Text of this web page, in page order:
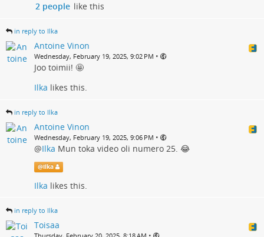
2 people like this
in reply to Ilka
Antoine Vinon
Wednesday, February 19, 2025, 9:02 PM •
Joo toimii! 🤩
Ilka likes this.
in reply to Ilka
Antoine Vinon
Wednesday, February 19, 2025, 9:06 PM •
@Ilka Mun toka video oli numero 25. 😂
@Ilka
Ilka likes this.
in reply to Ilka
Toisaa
•